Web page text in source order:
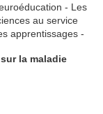
la maladie